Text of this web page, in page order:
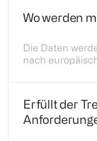
Wo werden
Die Daten
nach
Erfüllt der